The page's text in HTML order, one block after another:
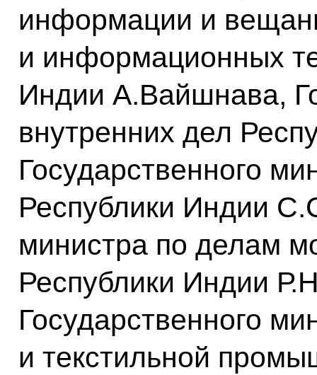
информации и
и информационных
Индии А.Вайшнава,
внутренних дел
Государственного
Республики Индии
министра по делам
Республики Индии
Государственного
и текстильной